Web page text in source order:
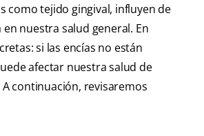
como tejido gingival, influyen de
nuestra salud general. En
si las encías no están
afectar nuestra salud de
continuación, revisaremos